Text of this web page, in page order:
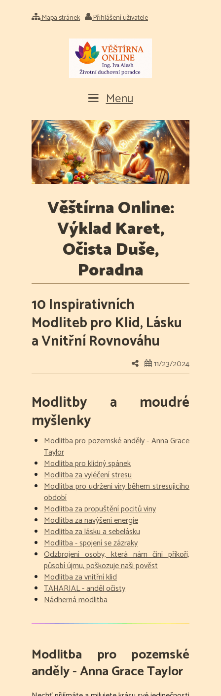
Mapa stránek Přihlášení uživatele
Menu
Věštírna Online:
Výklad Karet,
Očista Duše,
Poradna
10 Inspirativních
Modliteb pro Klid, Lásku
a Vnitřní Rovnováhu
11/23/2024
Modlitby a moudré
myšlenky
Modlitba pro pozemské anděly - Anna Grace
Taylor
Modlitba pro klidný spánek
Modlitba za vyléčení stresu
Modlitba pro udržení víry během stresujícího
období
Modlitba za propuštění pocitů viny
Modlitba za navýšení energie
Modlitba za lásku a sebelásku
Modlitba - spojení se zázraky
Odzbrojení osoby, která nám činí příkoří,
působí újmu, poškozuje naši pověst
Modlitba za vnitřní klid
TAHARIAL - anděl očisty
Nádherná modlitba
Modlitba pro pozemské
anděly - Anna Grace Taylor